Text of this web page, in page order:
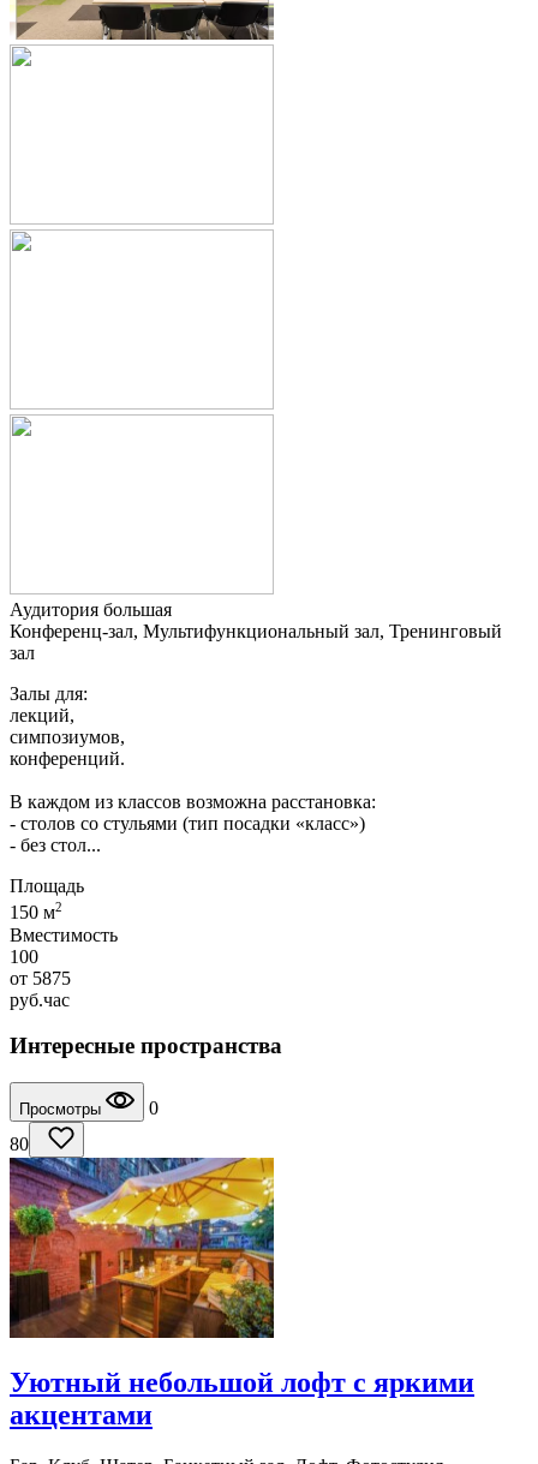
Аудитория большая
Конференц-зал, Мультифункциональный зал, Тренинговый
зал
Залы для:
лекций,
симпозиумов,
конференций.
В каждом из классов возможна расстановка:
- столов со стульями (тип посадки «класс»)
- без стол...
Площадь
150 м2
Вместимость
100
от 5875
руб.час
Интересные пространства
Просмотры
0
80
Уютный небольшой лофт с яркими
акцентами